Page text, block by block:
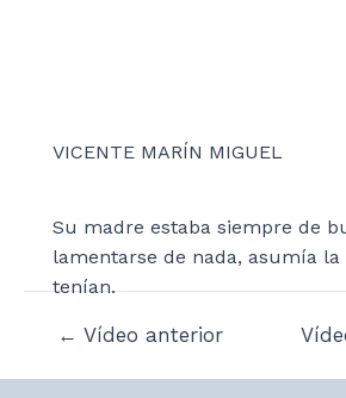
VICENTE MARÍN MIGUEL
Su madre estaba siempre de
lamentarse de nada, asumía
tenían.
Navegación
← Vídeo anterior